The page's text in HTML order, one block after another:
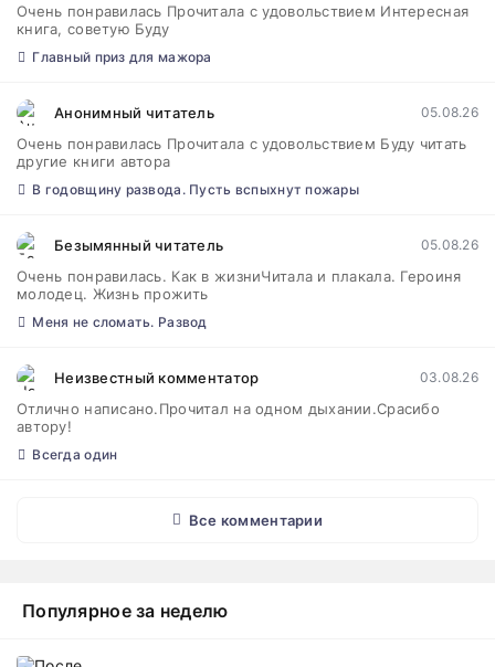
Очень понравилась Прочитала с удовольствием Интересная
книга, советую Буду
Главный приз для мажора
Анонимный читатель 05.08.26
Очень понравилась Прочитала с удовольствием Буду читать
другие книги автора
В годовщину развода. Пусть вспыхнут пожары
Безымянный читатель 05.08.26
Очень понравилась. Как в жизниЧитала и плакала. Героиня
молодец. Жизнь прожить
Меня не сломать. Развод
Неизвестный комментатор 03.08.26
Отлично написано.Прочитал на одном дыхании.Срасибо
автору!
Всегда один
Все комментарии
Популярное за неделю